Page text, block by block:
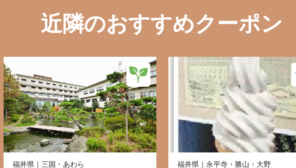
近隣のおすすめクーポン
福井県｜三国・あわら 福井県｜永平寺・勝山・大野